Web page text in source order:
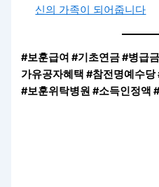
신의 가족이 되어줍니다
#보훈급여 #기초연금 #병급
가유공자혜택 #참전명예수
#보훈위탁병원 #소득인정액